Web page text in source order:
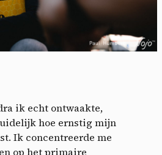
ik echt ontwaakte,
hoe ernstig mijn
Ik concentreerde me
op het primaire